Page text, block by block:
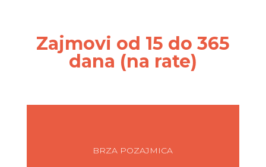
Zajmovi od 15 do 365
dana (na rate)
BRZA POZAJMICA